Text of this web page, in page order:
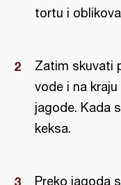
tortu i
Zatim skuvati
vode i na
jagode. Kada
keksa.
Preko jagoda